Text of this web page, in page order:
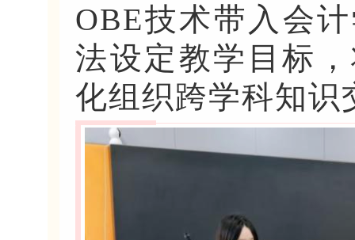
OBE技术带入会
法设定教学目标
化组织跨学科知识